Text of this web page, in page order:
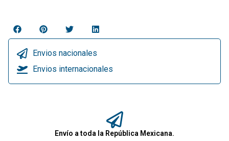
Envios nacionales
Envios internacionales
Envío a toda la República Mexicana.